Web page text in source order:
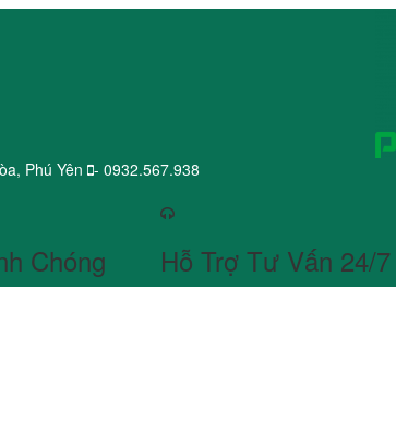
Phú Yên - 0932.567.938
Chóng Hỗ Trợ Tư Vấn 24/7